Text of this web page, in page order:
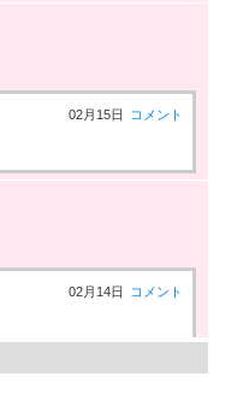
02月15日
コメント
02月14日
コメント